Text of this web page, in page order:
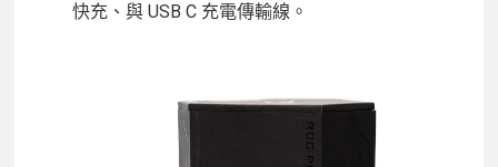
快充、與 USB C 充電傳輸線。